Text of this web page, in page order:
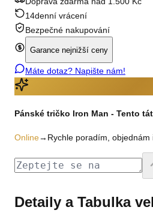
14denní vrácení
Bezpečné nakupování
Garance nejnižší ceny
Máte dotaz? Napište nám!
Pánské tričko Iron Man - Tento
Online→ Rychle poradím, objednám
Detaily a Tabulka